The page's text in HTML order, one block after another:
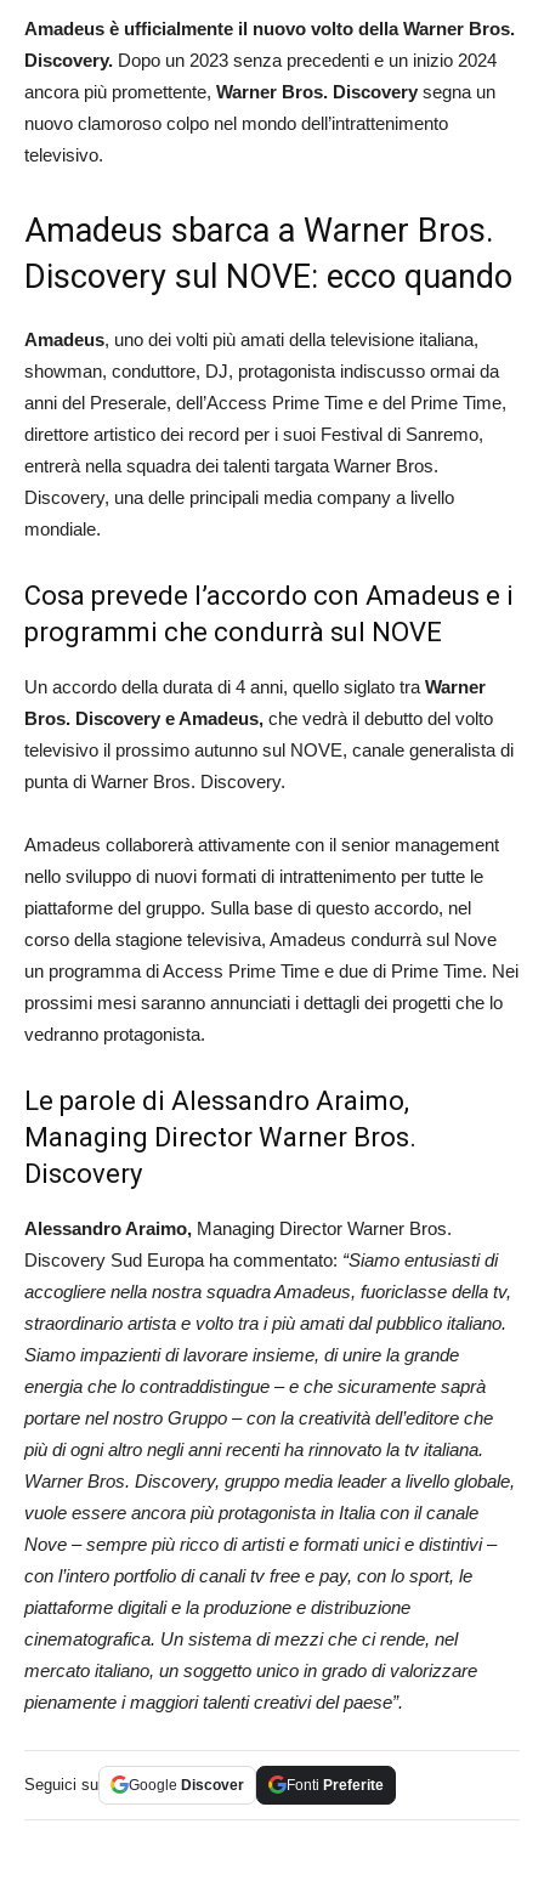
Amadeus è ufficialmente il nuovo volto della Warner Bros.
Discovery. Dopo un 2023 senza precedenti e un inizio 2024
ancora più promettente, Warner Bros. Discovery segna un
nuovo clamoroso colpo nel mondo dell’intrattenimento
televisivo.
Amadeus sbarca a Warner Bros.
Discovery sul NOVE: ecco quando
Amadeus, uno dei volti più amati della televisione italiana,
showman, conduttore, DJ, protagonista indiscusso ormai da
anni del Preserale, dell’Access Prime Time e del Prime Time,
direttore artistico dei record per i suoi Festival di Sanremo,
entrerà nella squadra dei talenti targata Warner Bros.
Discovery, una delle principali media company a livello
mondiale.
Cosa prevede l’accordo con Amadeus e i
programmi che condurrà sul NOVE
Un accordo della durata di 4 anni, quello siglato tra Warner
Bros. Discovery e Amadeus, che vedrà il debutto del volto
televisivo il prossimo autunno sul NOVE, canale generalista di
punta di Warner Bros. Discovery.
Amadeus collaborerà attivamente con il senior management
nello sviluppo di nuovi formati di intrattenimento per tutte le
piattaforme del gruppo. Sulla base di questo accordo, nel
corso della stagione televisiva, Amadeus condurrà sul Nove
un programma di Access Prime Time e due di Prime Time. Nei
prossimi mesi saranno annunciati i dettagli dei progetti che lo
vedranno protagonista.
Le parole di Alessandro Araimo,
Managing Director Warner Bros.
Discovery
Alessandro Araimo, Managing Director Warner Bros.
Discovery Sud Europa ha commentato: “Siamo entusiasti di
accogliere nella nostra squadra Amadeus, fuoriclasse della tv,
straordinario artista e volto tra i più amati dal pubblico italiano.
Siamo impazienti di lavorare insieme, di unire la grande
energia che lo contraddistingue – e che sicuramente saprà
portare nel nostro Gruppo – con la creatività dell’editore che
più di ogni altro negli anni recenti ha rinnovato la tv italiana.
Warner Bros. Discovery, gruppo media leader a livello globale,
vuole essere ancora più protagonista in Italia con il canale
Nove – sempre più ricco di artisti e formati unici e distintivi –
con l’intero portfolio di canali tv free e pay, con lo sport, le
piattaforme digitali e la produzione e distribuzione
cinematografica. Un sistema di mezzi che ci rende, nel
mercato italiano, un soggetto unico in grado di valorizzare
pienamente i maggiori talenti creativi del paese”.
Seguici su Google Discover Fonti Preferite